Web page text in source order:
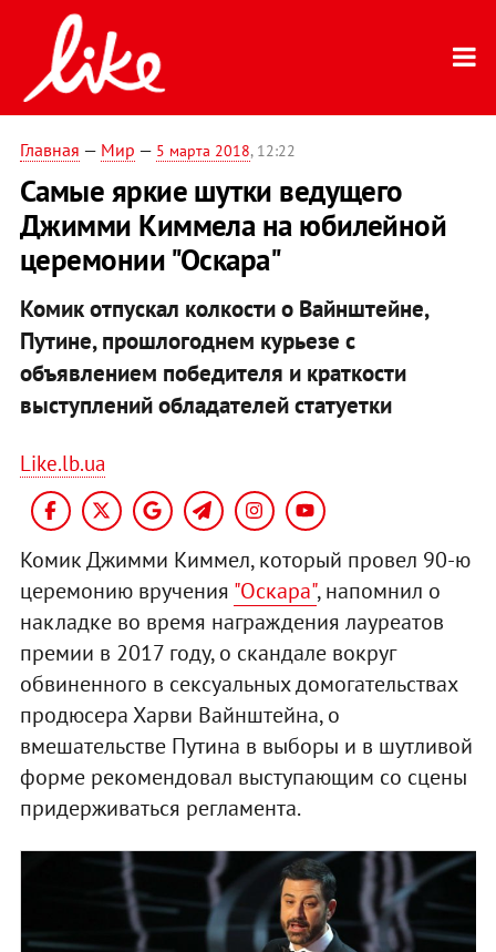
Главная — Мир — 5 марта 2018, 12:22
Самые яркие шутки ведущего
Джимми Киммела на юбилейной
церемонии "Оскара"
Комик отпускал колкости о Вайнштейне,
Путине, прошлогоднем курьезе с
объявлением победителя и краткости
выступлений обладателей статуетки
Like.lb.ua
Комик Джимми Киммел, который провел 90-ю
церемонию вручения "Оскара", напомнил о
накладке во время награждения лауреатов
премии в 2017 году, о скандале вокруг
обвиненного в сексуальных домогательствах
продюсера Харви Вайнштейна, о
вмешательстве Путина в выборы и в шутливой
форме рекомендовал выступающим со сцены
придерживаться регламента.